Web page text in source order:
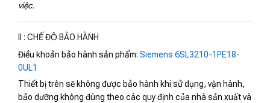
việc.
II : CHẾ ĐỘ BẢO HÀNH
Điều khoản bảo hành sản phẩm: Siemens 6SL3210-1PE18-
0UL1
Thiết bị trên sẽ không được bảo hành khi sử dụng, vận hành,
bảo dưỡng không đúng theo các quy định của nhà sản xuất và